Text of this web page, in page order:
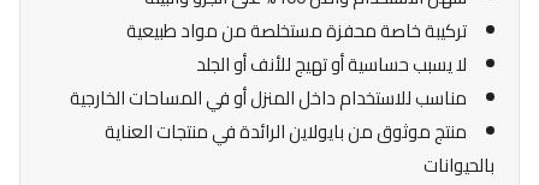
تركيبة خاصة محفزة مستخلصة من مواد طبيعية
لا يسبب حساسية أو تهيج للأنف أو الجلد
مناسب للاستخدام داخل المنزل أو في المساحات الخارجية
منتج موثوق من بايولاين الرائدة في منتجات العناية
بالحيوانات